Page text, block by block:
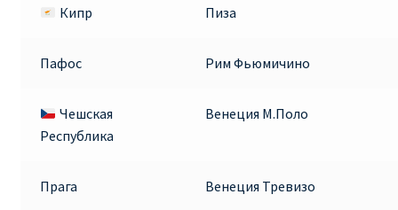
Кипр Пиза
Пафос Рим Фьюмичино
Чешская
Республика
Венеция М.Поло
Прага Венеция Тревизо